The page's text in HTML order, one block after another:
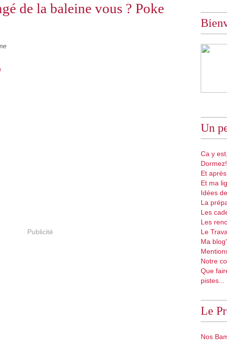
de la baleine vous ? Poke
Publicité
Un
Ca y
Dormez!
Et
Et ma
Idées
La
Les
Les
Le
Ma
Notre
Que
pistes...
Le
Nos